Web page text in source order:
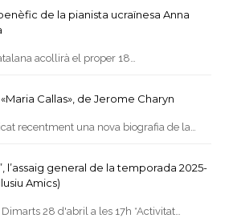
de la pianista ucraïnesa Anna
acollirà el proper 18…
Callas», de Jerome Charyn
recentment una nova biografia de la…
l’assaig general de la temporada 2025-
Amics)
28 d'abril a les 17h *Activitat…